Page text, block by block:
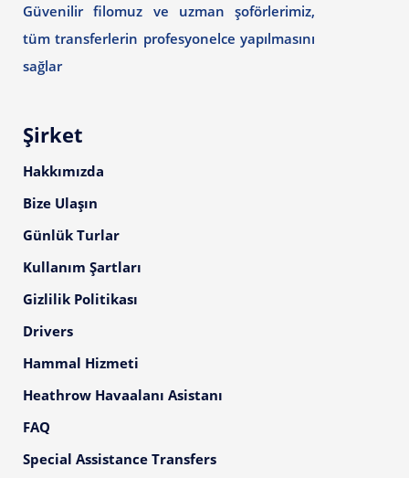
Güvenilir filomuz ve uzman şoförlerimiz,
tüm transferlerin profesyonelce yapılmasını
sağlar
Şirket
Hakkımızda
Bize Ulaşın
Günlük Turlar
Kullanım Şartları
Gizlilik Politikası
Drivers
Hammal Hizmeti
Heathrow Havaalanı Asistanı
FAQ
Special Assistance Transfers